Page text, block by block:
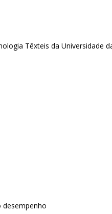
Têxteis da Universidade
desempenho